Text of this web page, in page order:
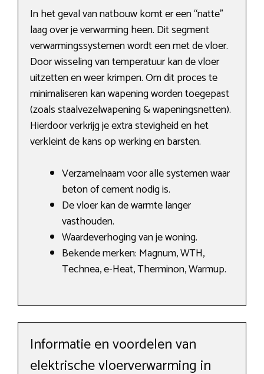
In het geval van natbouw komt er een “natte”
laag over je verwarming heen. Dit segment
verwarmingssystemen wordt een met de vloer.
Door wisseling van temperatuur kan de vloer
uitzetten en weer krimpen. Om dit proces te
minimaliseren kan wapening worden toegepast
(zoals staalvezelwapening & wapeningsnetten).
Hierdoor verkrijg je extra stevigheid en het
verkleint de kans op werking en barsten.
Verzamelnaam voor alle systemen waar
beton of cement nodig is.
De vloer kan de warmte langer
vasthouden.
Waardeverhoging van je woning.
Bekende merken: Magnum, WTH,
Technea, e-Heat, Therminon, Warmup.
Informatie en voordelen van
elektrische vloerverwarming in